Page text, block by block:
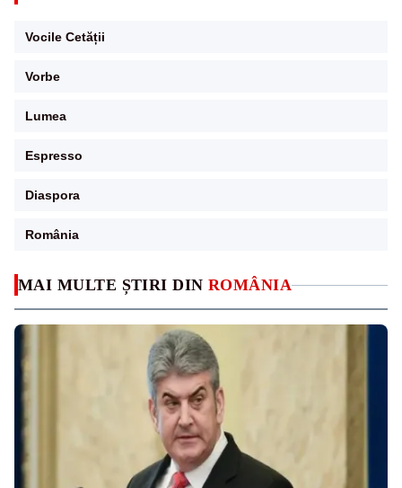
MAI MULTE ȘTIRI DIN ROMÂNIA
Vocile Cetății
Vorbe
Lumea
Espresso
Diaspora
România